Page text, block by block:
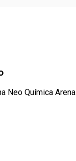
Neo Química Arena